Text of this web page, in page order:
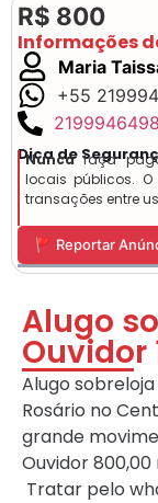
R$ 800
Informações
Maria
+55
Dica de
Nuncafaça
locais públicos.
transações entre
🚩 Reportar
Alugo
Ouvidor
Alugo
Rosário no
grande
Ouvidor 800,00
Tratar pelo